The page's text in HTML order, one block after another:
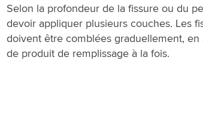
Selon la profondeur de la fissure ou du
devoir appliquer plusieurs couches. Les
doivent être comblées graduellement,
de produit de remplissage à la fois.